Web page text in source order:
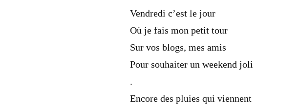
Vendredi c’est le jour
Où je fais mon petit tour
Sur vos blogs, mes amis
Pour souhaiter un weekend joli
.
Encore des pluies qui viennent